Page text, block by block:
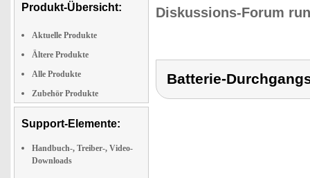
Produkt-Übersicht:
Aktuelle Produkte
Ältere Produkte
Alle Produkte
Zubehör Produkte
Support-Elemente:
Handbuch-, Treiber-, Video-
Downloads
Diskussions-Forum
Batterie-